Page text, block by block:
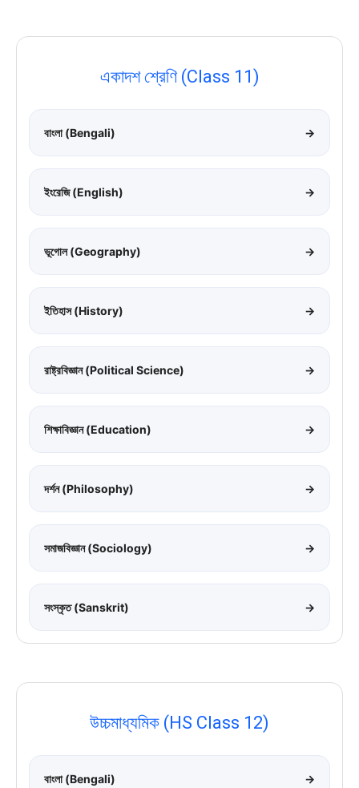
একাদশ শ্রেণি (Class 11)
বাংলা (Bengali) →
ইংরেজি (English) →
ভূগোল (Geography) →
ইতিহাস (History) →
রাষ্ট্রবিজ্ঞান (Political Science) →
শিক্ষাবিজ্ঞান (Education) →
দর্শন (Philosophy) →
সমাজবিজ্ঞান (Sociology) →
সংস্কৃত (Sanskrit) →
উচ্চমাধ্যমিক (HS Class 12)
বাংলা (Bengali) →